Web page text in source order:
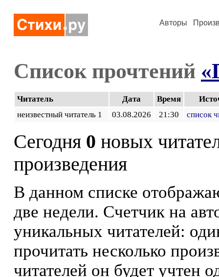
Авторы
Список прочтений
Читатель Дата Время
неизвестный читатель 1
03.08.2026 21:30 список
Сегодня 0 новых
произведения
В данном списке
две недели. Счетчик на
уникальных читателей:
прочитать несколько
читателей он будет учтен